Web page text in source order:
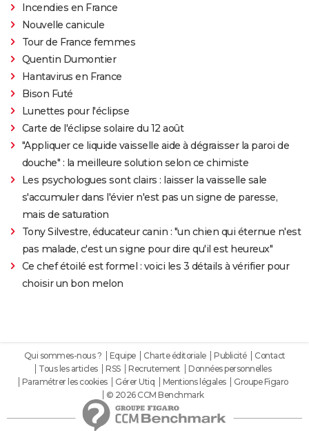
Incendies en France
Nouvelle canicule
Tour de France femmes
Quentin Dumontier
Hantavirus en France
Bison Futé
Lunettes pour l'éclipse
Carte de l'éclipse solaire du 12 août
"Appliquer ce liquide vaisselle aide à dégraisser la paroi de
douche" : la meilleure solution selon ce chimiste
Les psychologues sont clairs : laisser la vaisselle sale
s'accumuler dans l'évier n'est pas un signe de paresse,
mais de saturation
Tony Silvestre, éducateur canin : "un chien qui éternue n'est
pas malade, c'est un signe pour dire qu'il est heureux"
Ce chef étoilé est formel : voici les 3 détails à vérifier pour
choisir un bon melon
Qui sommes-nous ? Equipe Charte éditoriale Publicité
Contact
Tous les articles
RSS Recrutement
Données personnelles
Paramétrer les cookies
Gérer Utiq Mentions légales
Groupe Figaro
© 2026 CCM Benchmark